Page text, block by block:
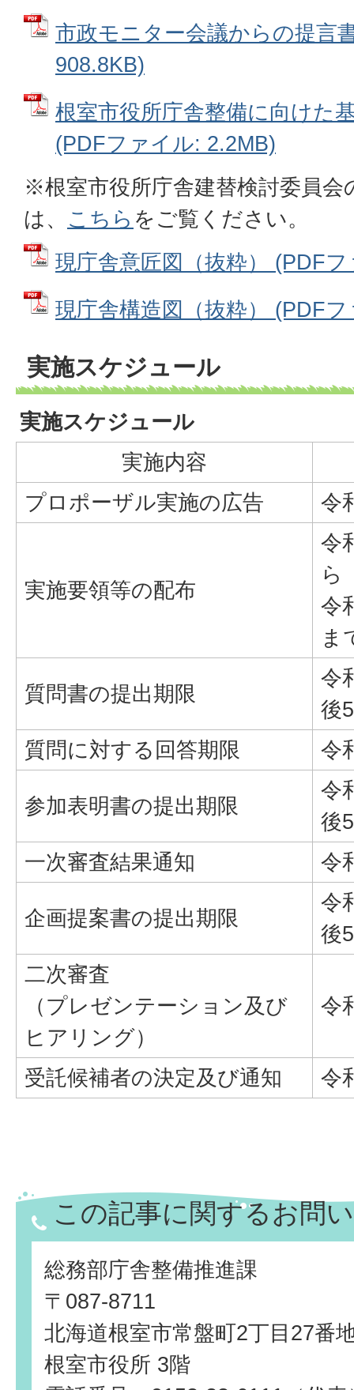
市政モニター会議からの提言
908.8KB)
根室市役所庁舎整備に向けた
(PDFファイル: 2.2MB)
※根室市役所庁舎建替検討委員会
は、 こちら をご覧ください。
現庁舎意匠図（抜粋） (PDF
現庁舎構造図（抜粋） (PDF
実施スケジュール
実施スケジュール
実施内容
プロポーザル実施の広告
令
実施要領等の配布
令
ら
令
ま
質問書の提出期限
令
後
質問に対する回答期限
令
参加表明書の提出期限
令
後
一次審査結果通知
令
企画提案書の提出期限
令
後
二次審査
（プレゼンテーション及び
ヒアリング）
令
受託候補者の決定及び通知 令
この記事に関するお問
総務部庁舎整備推進課
〒087-8711
北海道根室市常盤町2丁目27番
根室市役所 3階